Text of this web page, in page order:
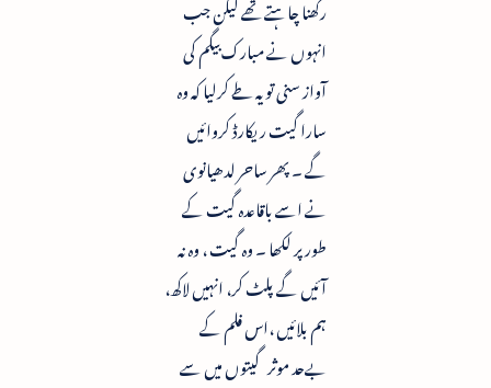
رکھنا چاہتے تھے لیکن جب
انہوں نے مبارک بیگم کی
آواز سنی تو یہ طے کرلیا کہ وہ
سارا گیت ریکارڈ کروائیں
گے ۔ پھر ساحر لدھیانوی
نے اسے باقاعدہ گیت کے
طور پر لکھا ۔ وہ گیت ، وہ نہ
آئیں گے پلٹ کر، انہیں لاکھ،
ہم بلائیں ،اس فلم کے
بےحد موثر گیتوں میں سے